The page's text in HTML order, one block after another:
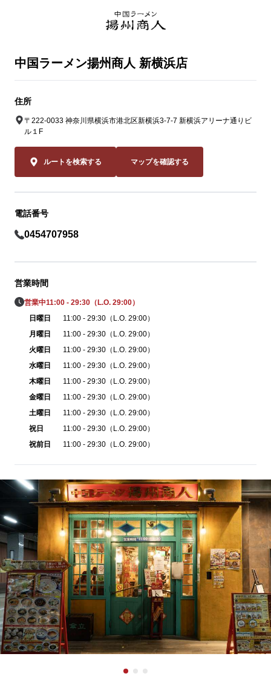
中国ラーメン揚州商人 新横浜店
住所
〒222-0033 神奈川県横浜市港北区新横浜3-7-7 新横浜アリーナ通りビ
ル１F
ルートを検索する マップを確認する
電話番号
0454707958
営業時間
営業中11:00 - 29:30（L.O. 29:00）
日曜日
11:00 - 29:30（L.O. 29:00）
月曜日
11:00 - 29:30（L.O. 29:00）
火曜日
11:00 - 29:30（L.O. 29:00）
水曜日
11:00 - 29:30（L.O. 29:00）
木曜日
11:00 - 29:30（L.O. 29:00）
金曜日
11:00 - 29:30（L.O. 29:00）
土曜日
11:00 - 29:30（L.O. 29:00）
祝日
11:00 - 29:30（L.O. 29:00）
祝前日
11:00 - 29:30（L.O. 29:00）